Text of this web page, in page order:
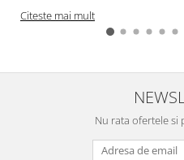
Citeste mai mult
Nu rata ofertele